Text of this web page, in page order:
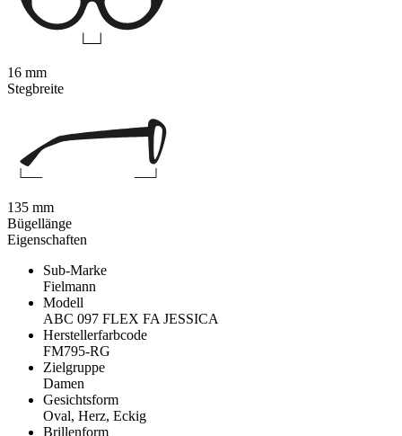
Eigenschaften
Sub-Marke
Fielmann
Modell
ABC 097 FLEX FA JESSICA
Herstellerfarbcode
FM795-RG
Zielgruppe
Damen
Gesichtsform
Oval, Herz, Eckig
Brillenform
16 mm
Stegbreite
135 mm
Bügellänge